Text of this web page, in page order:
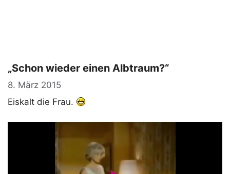
„Schon wieder einen Albtraum?“
8. März 2015
Eiskalt die Frau.